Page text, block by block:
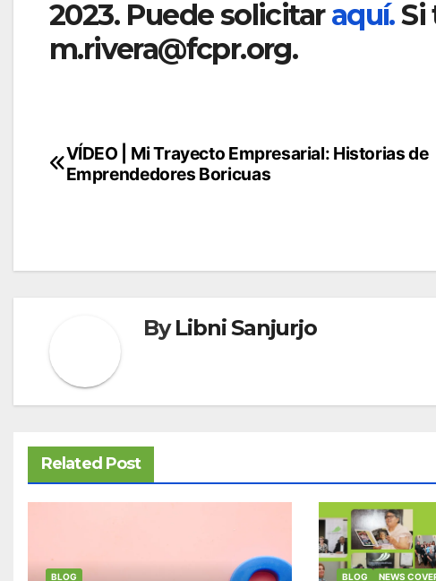
2023. Puede solicitaraquí.Si
m.rivera@fcpr.org.
Navegación
VÍDEO | Mi Trayecto Empresarial: Historias de
Emprendedores Boricuas
ByLibni Sanjurjo
Related Post
BLOG BLOG NEWS